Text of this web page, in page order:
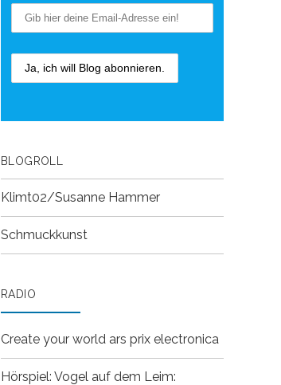
BLOGROLL
Klimt02/Susanne Hammer
Schmuckkunst
RADIO
Create your world ars prix electronica
Hörspiel: Vogel auf dem Leim: